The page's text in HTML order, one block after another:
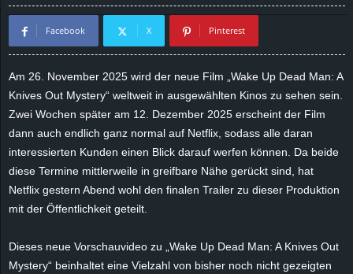
Facebook X Pinterest
Am 26. November 2025 wird der neue Film „Wake Up Dead Man: A
Knives Out Mystery“ weltweit in ausgewählten Kinos zu sehen sein.
Zwei Wochen später am 12. Dezember 2025 erscheint der Film
dann auch endlich ganz normal auf Netflix, sodass alle daran
interessierten Kunden einen Blick darauf werfen können. Da beide
diese Termine mittlerweile in greifbare Nähe gerückt sind, hat
Netflix gestern Abend wohl den finalen Trailer zu dieser Produktion
mit der Öffentlichkeit geteilt.
Dieses neue Vorschauvideo zu „Wake Up Dead Man: A Knives Out
Mystery“ beinhaltet eine Vielzahl von bisher noch nicht gezeigten